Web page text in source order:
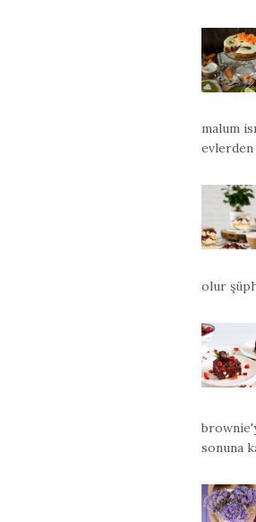
malum
evlerden
olur
sonuna